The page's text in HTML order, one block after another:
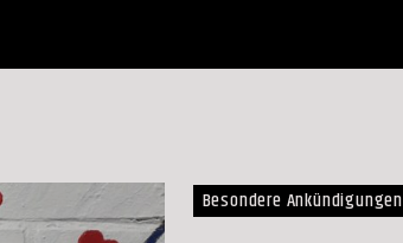
Besondere Ankündigungen